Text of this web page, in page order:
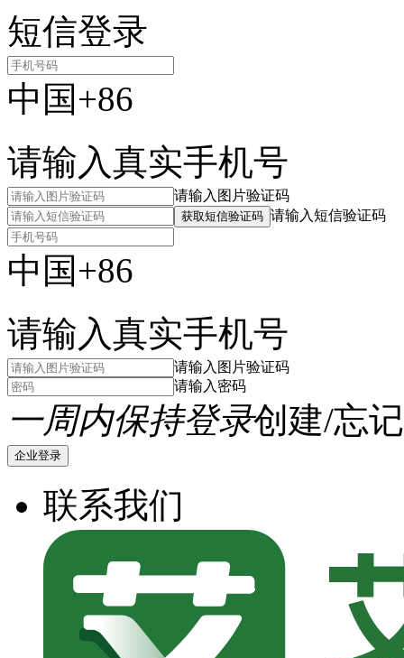
短信登录
中国+86
请输入真实手机号
请输入图片验证码
获取短信验证码 请输入短信验证码
中国+86
请输入真实手机号
请输入图片验证码
请输入密码
一周内保持登录创建/忘
企业登录
联系我们